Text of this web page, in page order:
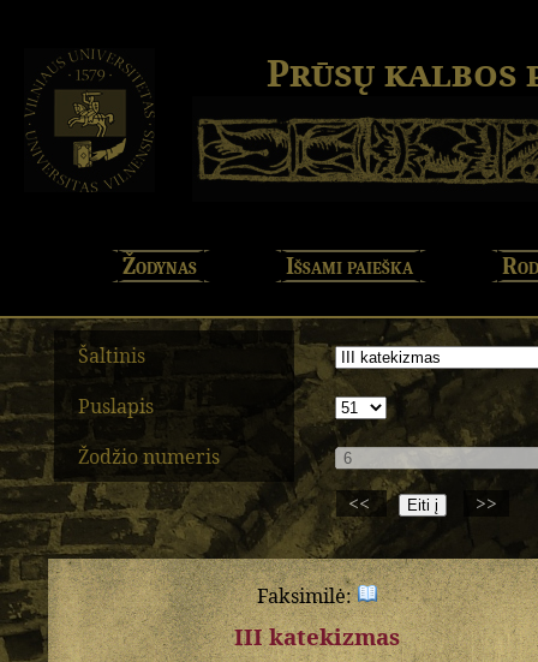
Prūsų kalbos
Žodynas Išsami paieška
Šaltinis
Puslapis
Žodžio numeris
<<
>>
Faksimilė:
III katekizmas